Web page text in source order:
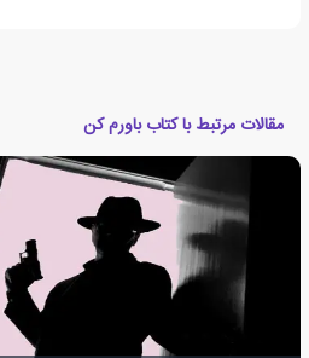
مقالات مرتبط با کتاب باورم کن